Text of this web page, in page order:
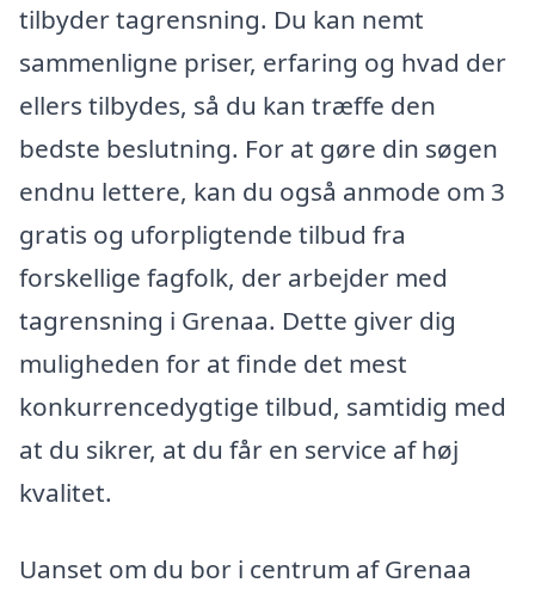
tilbyder tagrensning. Du kan nemt
sammenligne priser, erfaring og hvad der
ellers tilbydes, så du kan træffe den
bedste beslutning. For at gøre din søgen
endnu lettere, kan du også anmode om 3
gratis og uforpligtende tilbud fra
forskellige fagfolk, der arbejder med
tagrensning i Grenaa. Dette giver dig
muligheden for at finde det mest
konkurrencedygtige tilbud, samtidig med
at du sikrer, at du får en service af høj
kvalitet.
Uanset om du bor i centrum af Grenaa